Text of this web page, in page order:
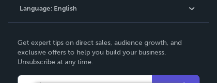
Contact Support
Language: English
Deutsch
Français
Italiano
Get expert tips on direct sales, audience growth, and
exclusive offers to help you build your business.
Unsubscribe at any time.